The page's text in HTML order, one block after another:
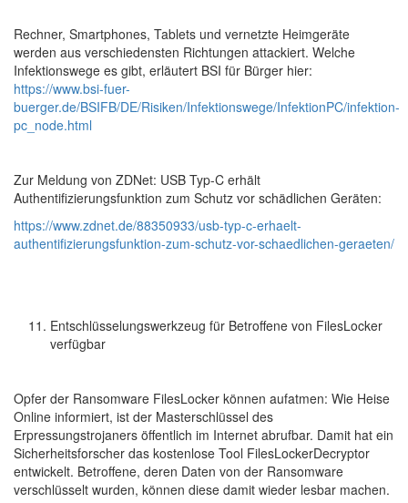
Rechner, Smartphones, Tablets und vernetzte Heimgeräte
werden aus verschiedensten Richtungen attackiert. Welche
Infektionswege es gibt, erläutert BSI für Bürger hier:
https://www.bsi-fuer-
buerger.de/BSIFB/DE/Risiken/Infektionswege/InfektionPC/infektion-
pc_node.html
Zur Meldung von ZDNet: USB Typ-C erhält
Authentifizierungsfunktion zum Schutz vor schädlichen Geräten:
https://www.zdnet.de/88350933/usb-typ-c-erhaelt-
authentifizierungsfunktion-zum-schutz-vor-schaedlichen-geraeten/
Entschlüsselungswerkzeug für Betroffene von FilesLocker
verfügbar
Opfer der Ransomware FilesLocker können aufatmen: Wie Heise
Online informiert, ist der Masterschlüssel des
Erpressungstrojaners öffentlich im Internet abrufbar. Damit hat ein
Sicherheitsforscher das kostenlose Tool FilesLockerDecryptor
entwickelt. Betroffene, deren Daten von der Ransomware
verschlüsselt wurden, können diese damit wieder lesbar machen.